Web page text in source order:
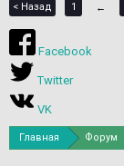
< Назад
1 ←
Facebook
Twitter
VK
Главная Форум